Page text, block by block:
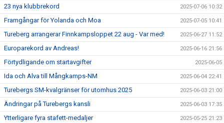
23 nya klubbrekord 2025-07-06 10:32
Framgångar för Yolanda och Moa 2025-07-05 10:41
Tureberg arrangerar Finnkampsloppet 22 aug - Var med! 2025-06-27 11:52
Europarekord av Andreas! 2025-06-16 21:56
Förtydligande om startavgifter 2025-06-05
Ida och Alva till Mångkamps-NM 2025-06-04 22:41
Turebergs SM-kvalgränser för utomhus 2025 2025-06-03 21:00
Ändringar på Turebergs kansli 2025-06-03 17:35
Ytterligare fyra stafett-medaljer 2025-05-25 21:23